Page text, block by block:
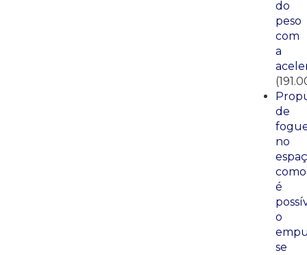
do
peso
com
a
de
no
como
é
o
se